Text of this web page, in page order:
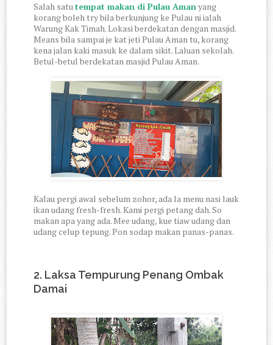
Salah satutempat makan di Pulau Amanyang
korang boleh try bila berkunjung ke Pulau ni ialah
Warung Kak Timah. Lokasi berdekatan dengan masjid.
Means bila sampai je kat jeti Pulau Aman tu, korang
kena jalan kaki masuk ke dalam sikit. Laluan sekolah.
Betul-betul berdekatan masjid Pulau Aman.
Kalau pergi awal sebelum zohor, ada la menu nasi lauk
ikan udang fresh-fresh. Kami pergi petang dah. So
makan apa yang ada. Mee udang, kue tiaw udang dan
udang celup tepung. Pon sodap makan panas-panas.
2. Laksa Tempurung Penang Ombak
Damai